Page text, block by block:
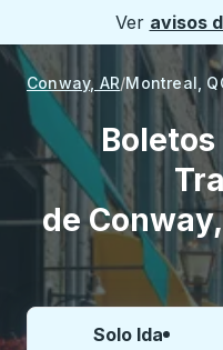
Ver avisos
Conway, AR Montreal,
de
Elija una forma o viaje
Solo Ida